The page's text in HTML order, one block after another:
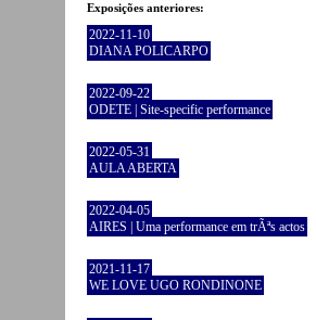
Exposições anteriores:
2022-11-10
DIANA POLICARPO
2022-09-22
ODETE | Site-specific performance
2022-05-31
AULA ABERTA
2022-04-05
AIRES | Uma performance em trÃªs actos
2021-11-17
WE LOVE UGO RONDINONE